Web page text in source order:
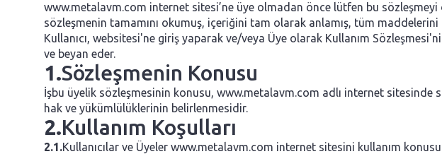
www.metalavm.com internet sitesi’ne üye olmadan önce lütfen bu sözleşmeyi
sözleşmenin tamamını okumuş, içeriğini tam olarak anlamış, tüm maddelerini
Kullanıcı, websitesi'ne giriş yaparak ve/veya Üye olarak Kullanım
ve beyan eder.
1.Sözleşmenin Konusu
İşbu üyelik sözleşmesinin konusu, www.metalavm.com adlı internet
hak ve yükümlülüklerinin belirlenmesidir.
2.Kullanım Koşulları
2.1.Kullanıcılar ve Üyeler www.metalavm.com internet sitesini kullanım